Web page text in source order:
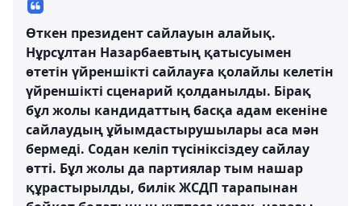
Өткен президент сайлауын алайық.
Нұрсұлтан Назарбаевтың қатысуымен
өтетін үйреншікті сайлауға қолайлы келетін
үйреншікті сценарий қолданылды. Бірақ
бұл жолы кандидаттың басқа адам екеніне
сайлаудың ұйымдастырушылары аса мән
бермеді. Содан келіп түсініксіздеу сайлау
өтті. Бұл жолы да партиялар тым нашар
құрастырылды, билік ЖСДП тарапынан